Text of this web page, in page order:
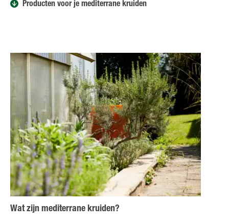
Producten voor je mediterrane kruiden
Wat zijn mediterrane kruiden?